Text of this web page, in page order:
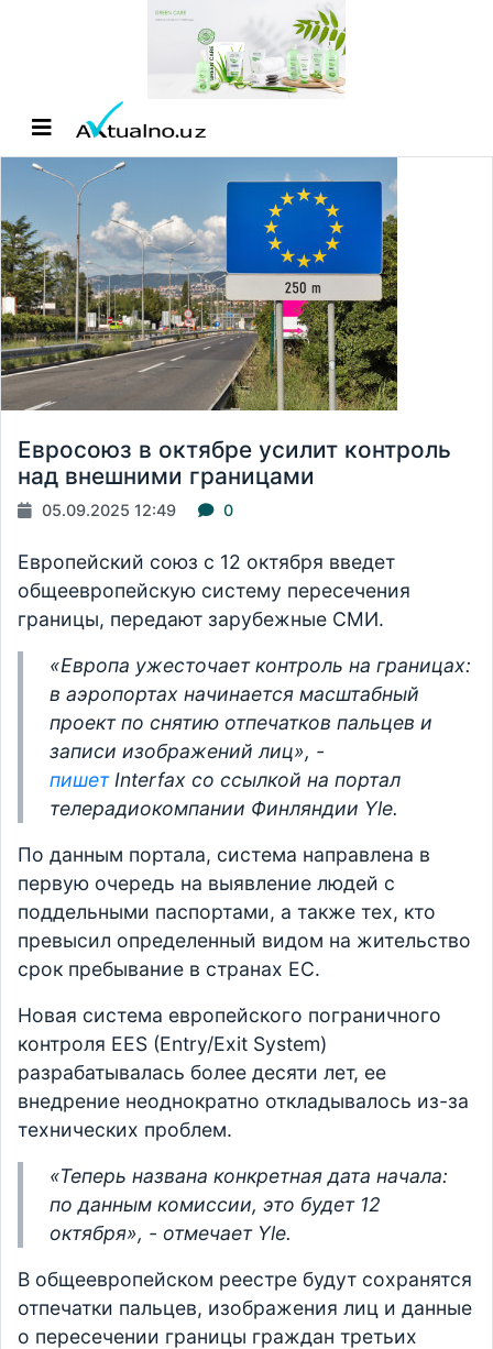
Евросоюз в октябре усилит контроль
над внешними границами
05.09.2025 12:49 0
Европейский союз с 12 октября введет
общеевропейскую систему пересечения
границы, передают зарубежные СМИ.
«Европа ужесточает контроль на границах:
в аэропортах начинается масштабный
проект по снятию отпечатков пальцев и
записи изображений лиц», -
пишетInterfax со ссылкой на портал
телерадиокомпании Финляндии Yle.
По данным портала, система направлена в
первую очередь на выявление людей с
поддельными паспортами, а также тех, кто
превысил определенный видом на жительство
срок пребывание в странах ЕС.
Новая система европейского пограничного
контроля EES (Entry/Exit System)
разрабатывалась более десяти лет, ее
внедрение неоднократно откладывалось из-за
технических проблем.
«Теперь названа конкретная дата начала:
по данным комиссии, это будет 12
октября», - отмечает Yle.
В общеевропейском реестре будут сохранятся
отпечатки пальцев, изображения лиц и данные
о пересечении границы граждан третьих